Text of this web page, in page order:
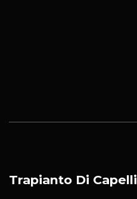
Trapianto Di Capelli